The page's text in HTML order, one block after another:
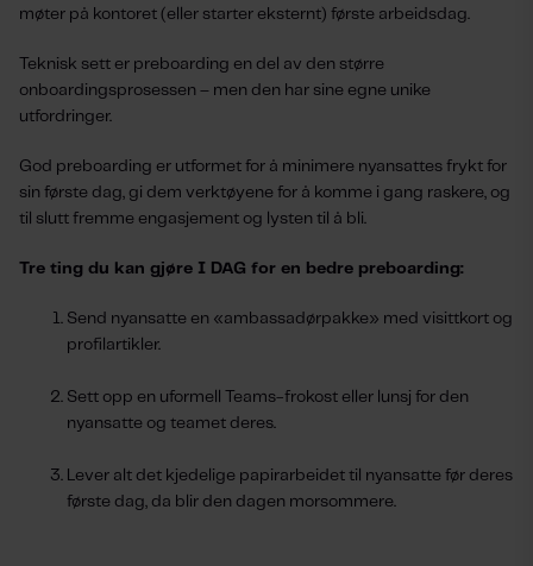
møter på kontoret (eller starter eksternt) første arbeidsdag.
Teknisk sett er preboarding en del av den større
onboardingsprosessen – men den har sine egne unike
utfordringer.
God preboarding er utformet for å minimere nyansattes frykt for
sin første dag, gi dem verktøyene for å komme i gang raskere, og
til slutt fremme engasjement og lysten til å bli.
Tre ting du kan gjøre I DAG for en bedre preboarding:
Send nyansatte en «ambassadørpakke» med visittkort og
profilartikler.
Sett opp en uformell Teams-frokost eller lunsj for den
nyansatte og teamet deres.
Lever alt det kjedelige papirarbeidet til nyansatte før deres
første dag, da blir den dagen morsommere.